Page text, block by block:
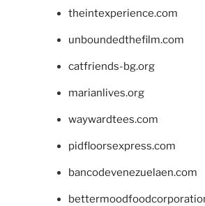
theintexperience.com
unboundedthefilm.com
catfriends-bg.org
marianlives.org
waywardtees.com
pidfloorsexpress.com
bancodevenezuelaen.com